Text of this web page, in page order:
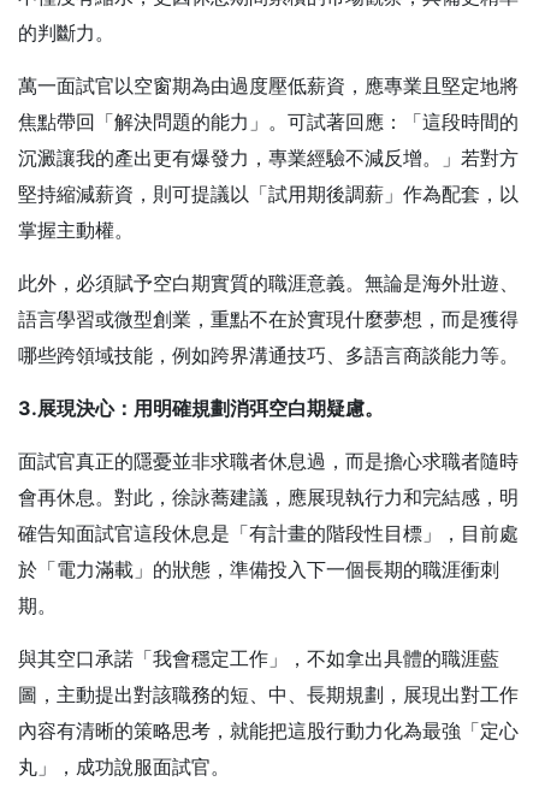
的判斷力。
萬一面試官以空窗期為由過度壓低薪資，應專業且堅定地將
焦點帶回「解決問題的能力」。可試著回應：「這段時間的
沉澱讓我的產出更有爆發力，專業經驗不減反增。」若對方
堅持縮減薪資，則可提議以「試用期後調薪」作為配套，以
掌握主動權。
此外，必須賦予空白期實質的職涯意義。無論是海外壯遊、
語言學習或微型創業，重點不在於實現什麼夢想，而是獲得
哪些跨領域技能，例如跨界溝通技巧、多語言商談能力等。
3.展現決心：用明確規劃消弭空白期疑慮。
面試官真正的隱憂並非求職者休息過，而是擔心求職者隨時
會再休息。對此，徐詠蕎建議，應展現執行力和完結感，明
確告知面試官這段休息是「有計畫的階段性目標」，目前處
於「電力滿載」的狀態，準備投入下一個長期的職涯衝刺
期。
與其空口承諾「我會穩定工作」，不如拿出具體的職涯藍
圖，主動提出對該職務的短、中、長期規劃，展現出對工作
內容有清晰的策略思考，就能把這股行動力化為最強「定心
丸」，成功說服面試官。